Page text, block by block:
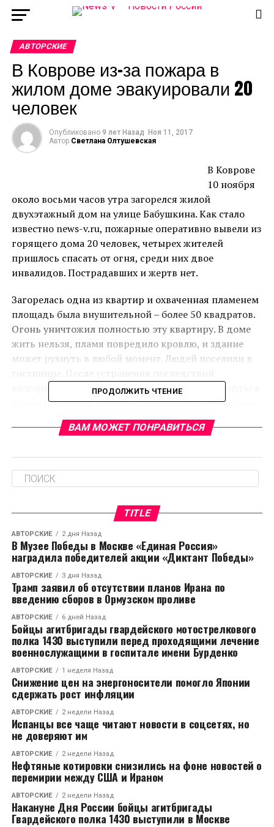
АВТОРСКИЕ
В Коврове из-за пожара в
жилом доме эвакуировали 20
человек
Опубликовано 9 лет Назад
Ноя 11, 2017
Автор Светлана Олтушевская
В Коврове
10 ноября
около восьми часов утра загорелся жилой
двухэтажный дом на улице Бабушкина. Как стало
известно news-v.ru, пожарные оперативно вывели из
горящего дома 20 человек, четырех жителей
пришлось спасать от огня, среди них двое
инвалидов. Пострадавших и жертв нет.
Загорелась одна из квартир и охваченная пламенем
площадь была внушительной – более 50 квадратов.
Огонь уничтожил полностью эту квартиру. В доме
жить нельзя, пламя повредило кровлю, и здание
может рухнуть в любой момент. Людей поселили в
возгорания, скорее всего, жильцы смогут вернуться
в свои квартиры. Причина пожара пока неизвестна.
RELATED TOPICS:
Минздрав: продолжительность жизни россиян
увеличилась до 72,6 года
Турция отправила в Россию первую партию
ПРОДОЛЖИТЬ ЧТЕНИЕ
ВАМ МОЖЕТ ПОНРАВИТЬСЯ
TITLE
АВТОРСКИЕ 2 дня Назад
В Музее Победы в Москве «Единая Россия»
наградила победителей акции «Диктант Победы»
АВТОРСКИЕ 3 дня Назад
Трамп заявил об отсутствии планов Ирана по
введению сборов в Ормузском проливе
АВТОРСКИЕ 6 дней Назад
Бойцы агитбригады гвардейского мотострелкового
полка 1430 выступили перед проходящими лечение
военнослужащими в госпитале имени Бурденко
АВТОРСКИЕ 1 неделя Назад
Снижение цен на энергоносители помогло Японии
сдержать рост инфляции
АВТОРСКИЕ 2 недели Назад
Испанцы все чаще читают новости в соцсетях, но
не доверяют им
АВТОРСКИЕ 2 недели Назад
Нефтяные котировки снизились на фоне новостей о
перемирии между США и Ираном
АВТОРСКИЕ 2 недели Назад
Накануне Дня России бойцы агитбригады
Гвардейского полка 1430 выступили в Москве